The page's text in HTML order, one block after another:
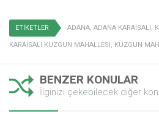
ETİKETLER ADANA, ADANA KARAİSALI,
KARAİSALI KUZGUN MAHALLESİ, KUZGUN
BENZER KONULAR
İlginizi çekebilecek diğer